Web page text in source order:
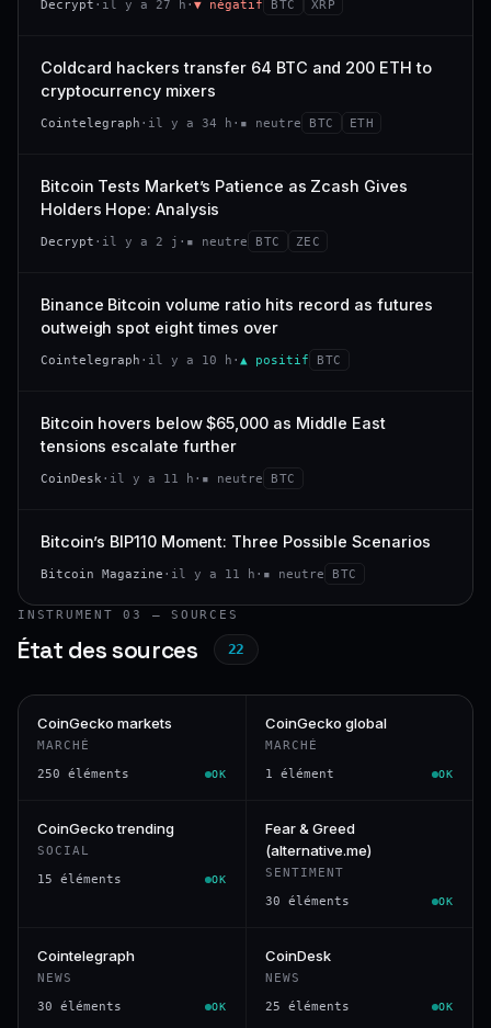
−0,4 % −2,9 %
−94,7 % #101
CONFIANCE
VAR. 7 J
CONFIANCE
Decrypt · il y a 27 h · ▼ négatif BTC XRP
Coldcard hackers transfer 64 BTC and 200 ETH to
cryptocurrency mixers
Cointelegraph · il y a 34 h · ▪ neutre BTC ETH
Bitcoin Tests Market’s Patience as Zcash Gives
Holders Hope: Analysis
Decrypt · il y a 2 j · ▪ neutre BTC ZEC
Binance Bitcoin volume ratio hits record as futures
outweigh spot eight times over
Cointelegraph · il y a 10 h · ▲ positif BTC
Bitcoin hovers below $65,000 as Middle East
tensions escalate further
CoinDesk · il y a 11 h · ▪ neutre BTC
Bitcoin’s BIP110 Moment: Three Possible Scenarios
Bitcoin Magazine · il y a 11 h · ▪ neutre BTC
INSTRUMENT 03 — SOURCES
État des sources 22
CoinGecko markets
MARCHÉ
250 éléments OK
CoinGecko global
MARCHÉ
1 élément OK
CoinGecko trending
SOCIAL
15 éléments OK
Fear & Greed
(alternative.me)
SENTIMENT
30 éléments OK
Cointelegraph
NEWS
30 éléments OK
CoinDesk
NEWS
25 éléments OK